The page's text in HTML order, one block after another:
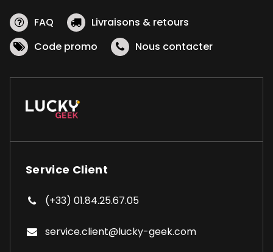
FAQ
Livraisons & retours
Code promo
Nous contacter
Service Client
(+33) 01.84.25.67.05
service.client@lucky-geek.com